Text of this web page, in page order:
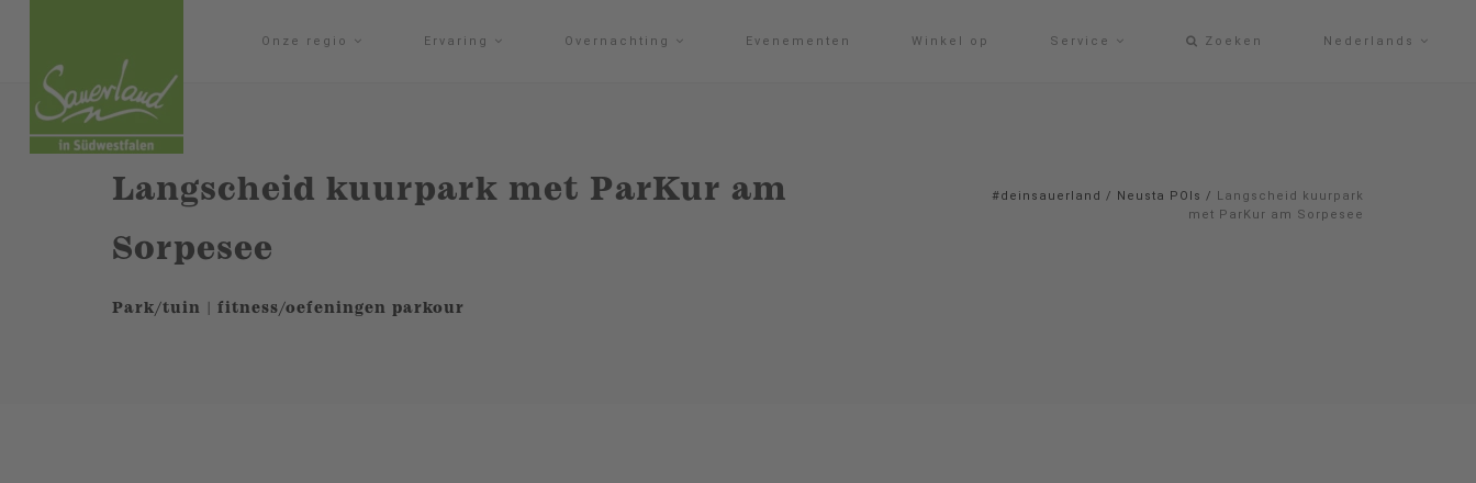
Onze regio Ervaring Overnachting Evenementen Winkel op Service Zoeken Nederlands
Langscheid kuurpark met ParKur am
Sorpesee
Park/tuin | fitness/oefeningen parkour
#deinsauerland / Neusta POIs / Langscheid kuurpark
met ParKur am Sorpesee